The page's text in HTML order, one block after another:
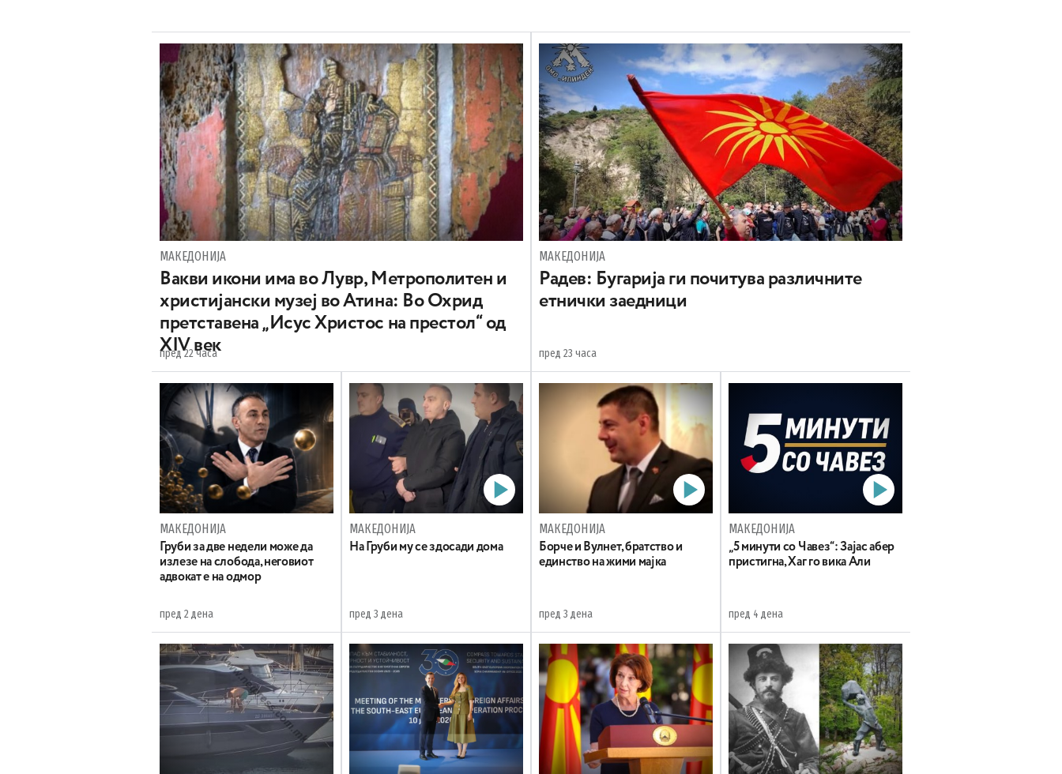
МАКЕДОНИЈА
Вакви икони има во Лувр, Метрополитен и
христијански музеј во Атина: Во Охрид
претставена „Исус Христос на престол“ од
XIV век
пред 22 часа
МАКЕДОНИЈА
Радев: Бугарија ги почитува различните
етнички заедници
пред 23 часа
МАКЕДОНИЈА
Груби за две недели може да
излезе на слобода, неговиот
адвокат е на одмор
пред 2 дена
МАКЕДОНИЈА
На Груби му се здосади дома
пред 3 дена
МАКЕДОНИЈА
Борче и Вулнет, братство и
единство на жими мајка
пред 3 дена
МАКЕДОНИЈА
„5 минути со Чавез“: Зајас абер
пристигна, Хаг го вика Али
пред 4 дена